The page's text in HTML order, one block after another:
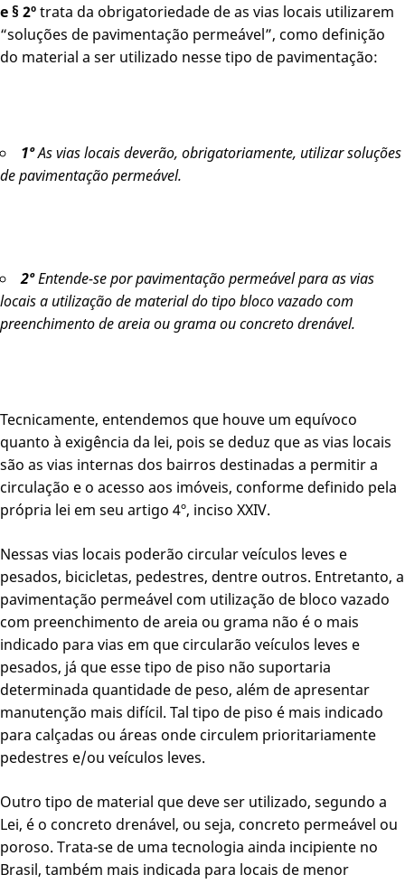
e § 2ºtrata da obrigatoriedade de as vias locais utilizarem
“soluções de pavimentação permeável”, como definição
do material a ser utilizado nesse tipo de pavimentação:
1ºAs vias locais deverão, obrigatoriamente, utilizar soluções
de pavimentaçãopermeável.
2ºEntende-se por pavimentação permeável para as vias
locais a utilização de material do tipo bloco vazado com
preenchimento de areia ou grama ou concreto drenável.
Tecnicamente, entendemos que houve um equívoco
quanto à exigência da lei, pois se deduz que as vias locais
são as vias internas dos bairros destinadas a permitir a
circulação e o acesso aos imóveis, conforme definido pela
própria lei em seu artigo 4º, inciso XXIV.
Nessas vias locais poderão circular veículos leves e
pesados, bicicletas, pedestres, dentre outros. Entretanto, a
pavimentação permeável com utilização de bloco vazado
com preenchimento de areia ou grama não é o mais
indicado para vias em que circularão veículos leves e
pesados, já que esse tipo de piso não suportaria
determinada quantidade de peso, além de apresentar
manutenção mais difícil. Tal tipo de piso é mais indicado
para calçadas ou áreas onde circulem prioritariamente
pedestres e/ou veículos leves.
Outro tipo de material que deve ser utilizado, segundo a
Lei, é o concreto drenável, ou seja, concreto permeável ou
poroso. Trata-se de uma tecnologia ainda incipiente no
Brasil, também mais indicada para locais de menor